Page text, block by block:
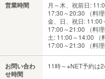
営業時間
月～木、祝前日:
17:30～20:30 （料理
金、日、祝日: 11:00
17:00～21:00 （料理
土: 11:00～14:00 （
17:00～21:30 （料理
お問い合わ
せ時間
11時～※NET予約は